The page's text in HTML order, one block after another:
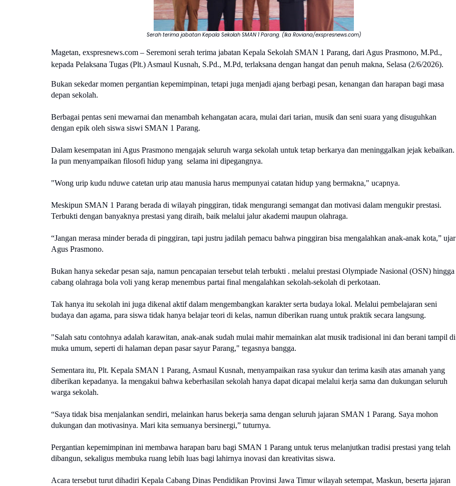
Serah terima jabatan Kepala Sekolah SMAN 1 Parang. (Ika Roviana/exspresnews.com)
Magetan, exspresnews.com – Seremoni serah terima jabatan Kepala Sekolah SMAN 1 Parang, dari Agus Prasmono, M.Pd.,
kepada Pelaksana Tugas (Plt.) Asmaul Kusnah, S.Pd., M.Pd, terlaksana dengan hangat dan penuh makna, Selasa (2/6/2026).
Bukan sekedar momen pergantian kepemimpinan, tetapi juga menjadi ajang berbagi pesan, kenangan dan harapan bagi masa
depan sekolah.
Berbagai pentas seni mewarnai dan menambah kehangatan acara, mulai dari tarian, musik dan seni suara yang disuguhkan
dengan epik oleh siswa siswi SMAN 1 Parang.
Dalam kesempatan ini Agus Prasmono mengajak seluruh warga sekolah untuk tetap berkarya dan meninggalkan jejak kebaikan.
Ia pun menyampaikan filosofi hidup yang  selama ini dipegangnya.
"Wong urip kudu nduwe catetan urip atau manusia harus mempunyai catatan hidup yang bermakna," ucapnya.
Meskipun SMAN 1 Parang berada di wilayah pinggiran, tidak mengurangi semangat dan motivasi dalam mengukir prestasi.
Terbukti dengan banyaknya prestasi yang diraih, baik melalui jalur akademi maupun olahraga.
“Jangan merasa minder berada di pinggiran, tapi justru jadilah pemacu bahwa pinggiran bisa mengalahkan anak-anak kota,” ujar
Agus Prasmono.
Bukan hanya sekedar pesan saja, namun pencapaian tersebut telah terbukti . melalui prestasi Olympiade Nasional (OSN) hingga
cabang olahraga bola voli yang kerap menembus partai final mengalahkan sekolah-sekolah di perkotaan.
Tak hanya itu sekolah ini juga dikenal aktif dalam mengembangkan karakter serta budaya lokal. Melalui pembelajaran seni
budaya dan agama, para siswa tidak hanya belajar teori di kelas, namun diberikan ruang untuk praktik secara langsung.
"Salah satu contohnya adalah karawitan, anak-anak sudah mulai mahir memainkan alat musik tradisional ini dan berani tampil di
muka umum, seperti di halaman depan pasar sayur Parang," tegasnya bangga.
Sementara itu, Plt. Kepala SMAN 1 Parang, Asmaul Kusnah, menyampaikan rasa syukur dan terima kasih atas amanah yang
diberikan kepadanya. Ia mengakui bahwa keberhasilan sekolah hanya dapat dicapai melalui kerja sama dan dukungan seluruh
warga sekolah.
“Saya tidak bisa menjalankan sendiri, melainkan harus bekerja sama dengan seluruh jajaran SMAN 1 Parang. Saya mohon
dukungan dan motivasinya. Mari kita semuanya bersinergi,” tuturnya.
Pergantian kepemimpinan ini membawa harapan baru bagi SMAN 1 Parang untuk terus melanjutkan tradisi prestasi yang telah
dibangun, sekaligus membuka ruang lebih luas bagi lahirnya inovasi dan kreativitas siswa.
Acara tersebut turut dihadiri Kepala Cabang Dinas Pendidikan Provinsi Jawa Timur wilayah setempat, Maskun, beserta jajaran